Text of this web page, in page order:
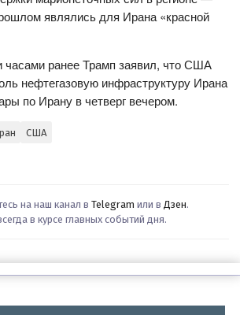
являлись для Ирана «красной
часами ранее Трамп заявил, что США
нефтегазовую инфраструктуру Ирана
по Ирану в четверг вечером.
США
на наш канал в Telegram или в Дзен.
в курсе главных событий дня.